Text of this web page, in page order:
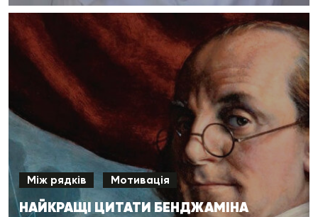
Між рядків Мотивація
НАЙКРАЩІ ЦИТАТИ БЕНДЖАМІНА